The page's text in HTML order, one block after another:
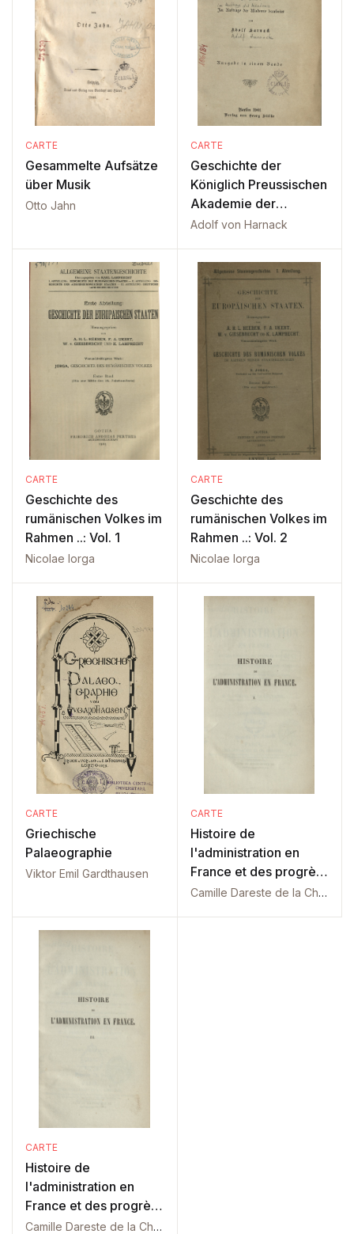
CARTE
Gesammelte Aufsätze
über Musik
Otto Jahn
CARTE
Geschichte der
Königlich Preussischen
Akademie der
Wissenschaften zu
Adolf von Harnack
CARTE
Geschichte des
rumänischen Volkes im
Rahmen ..: Vol. 1
Nicolae Iorga
CARTE
Geschichte des
rumänischen Volkes im
Rahmen ..: Vol. 2
Nicolae Iorga
CARTE
Griechische
Palaeographie
Viktor Emil Gardthausen
CARTE
Histoire de
l'administration en
France et des progrès
du pouvoir: Tom 1
Camille Dareste de la Chavanne
CARTE
Histoire de
l'administration en
France et des progrès
du: Tom 2
Camille Dareste de la Chavanne